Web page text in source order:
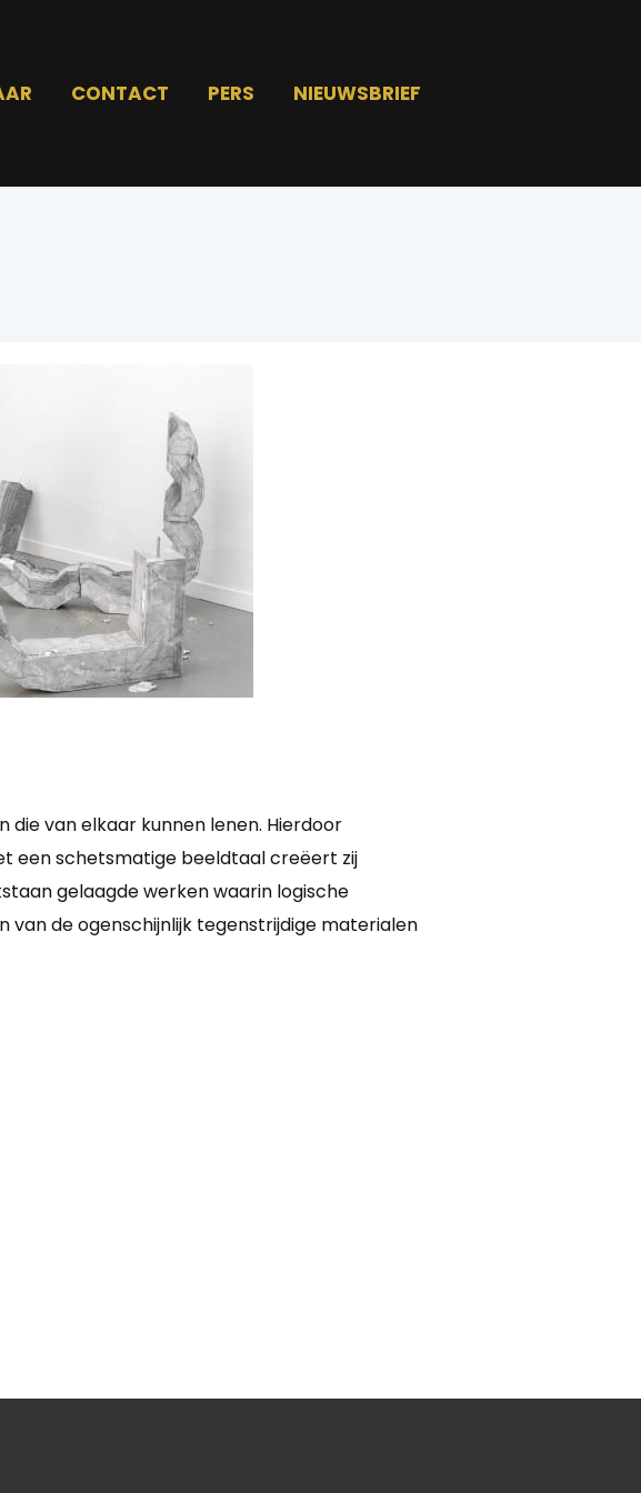
CONTACT PERS NIEUWSBRIEF
van elkaar kunnen lenen. Hierdoor
een schetsmatige beeldtaal creëert zij
gelaagde werken waarin logische
de ogenschijnlijk tegenstrijdige materialen